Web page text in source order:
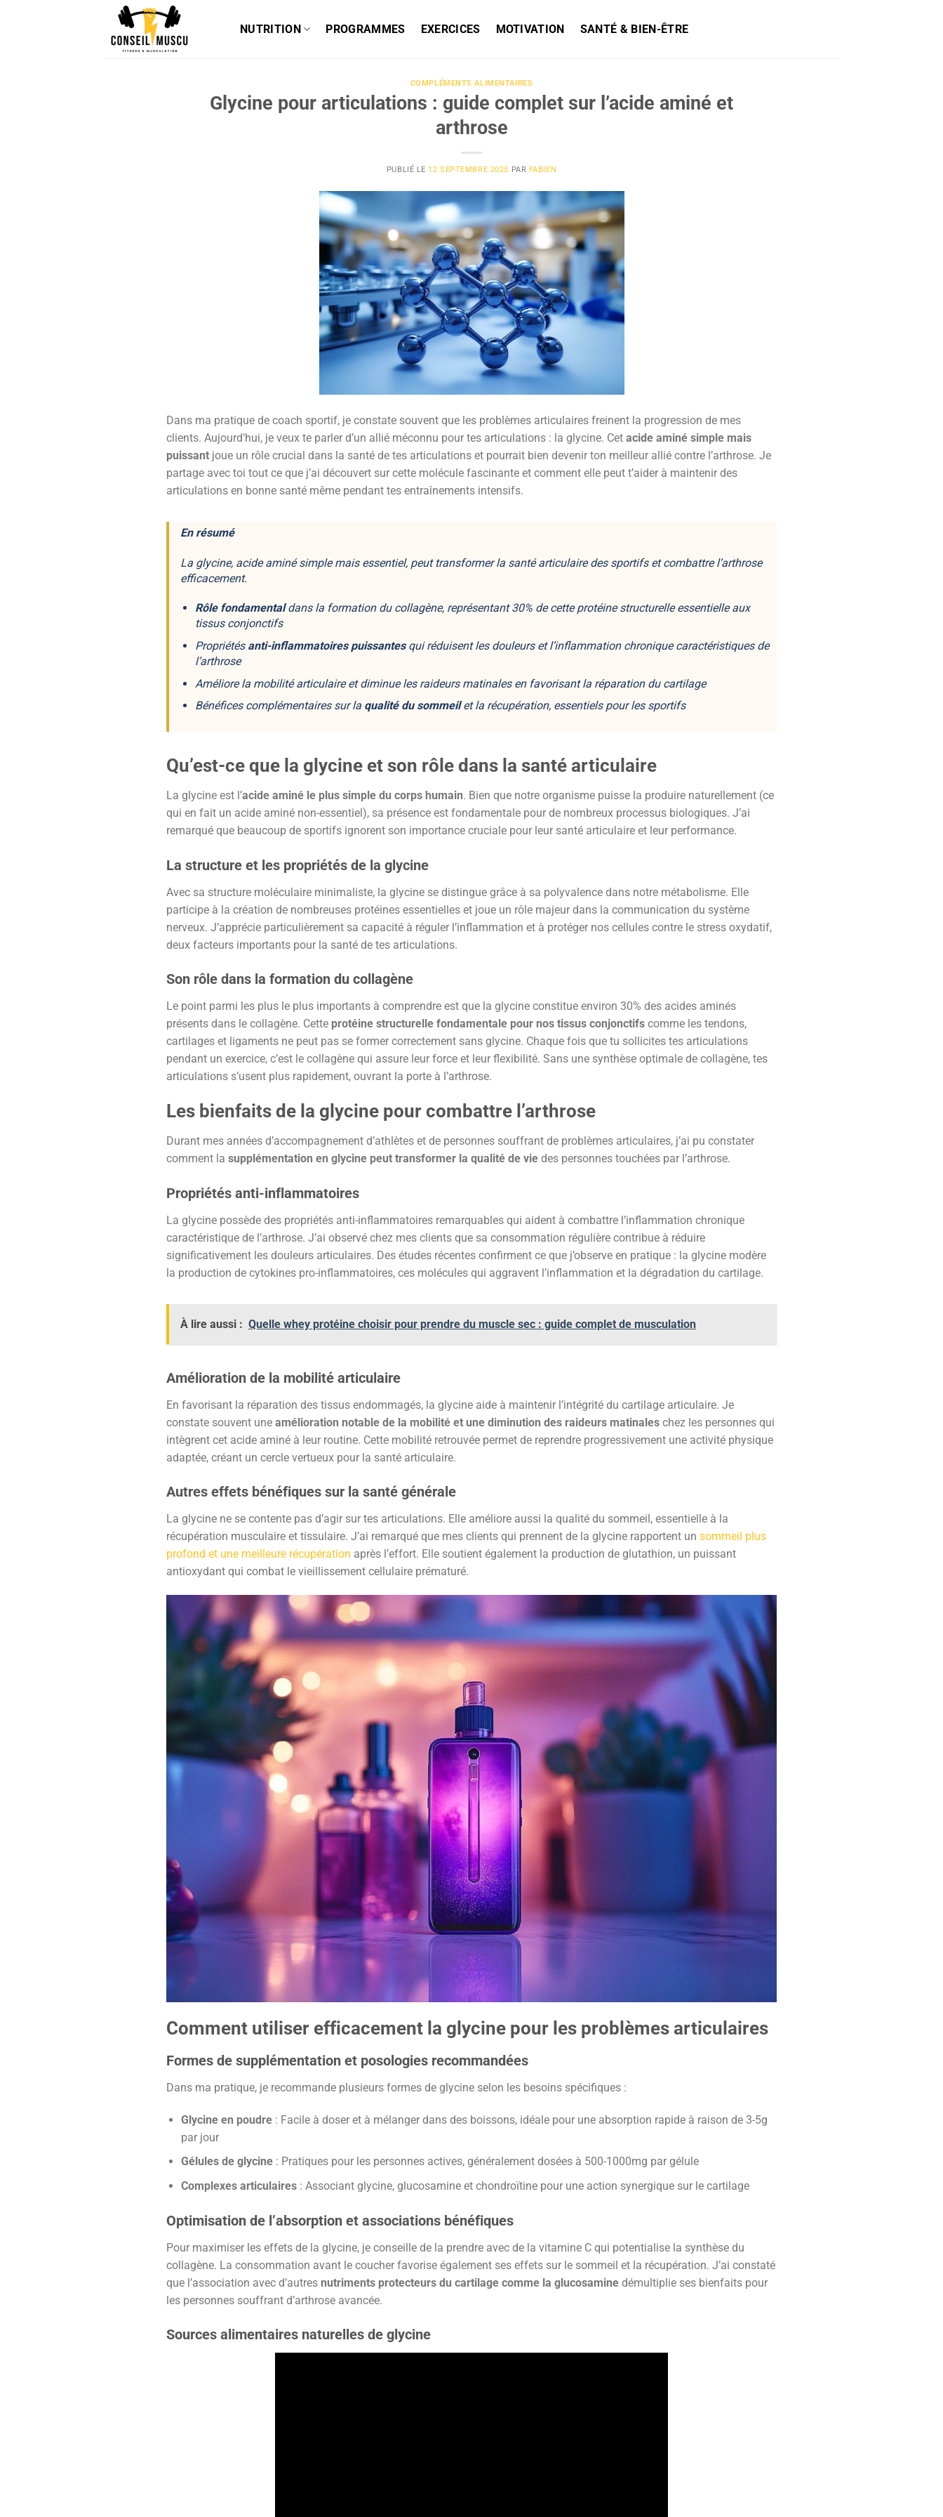
NUTRITION PROGRAMMES EXERCICES MOTIVATION SANTÉ & BIEN-ÊTRE
COMPLÉMENTS ALIMENTAIRES
Glycine pour articulations : guide complet sur l’acide aminé et
arthrose
PUBLIÉ LE 12 SEPTEMBRE 2025 PAR FABIEN
Dans ma pratique de coach sportif, je constate souvent que les problèmes articulaires freinent la progression de mes
clients. Aujourd’hui, je veux te parler d’un allié méconnu pour tes articulations : la glycine. Cet acide aminé simple mais
puissant joue un rôle crucial dans la santé de tes articulations et pourrait bien devenir ton meilleur allié contre l’arthrose. Je
partage avec toi tout ce que j’ai découvert sur cette molécule fascinante et comment elle peut t’aider à maintenir des
articulations en bonne santé même pendant tes entraînements intensifs.
En résumé
La glycine, acide aminé simple mais essentiel, peut transformer la santé articulaire des sportifs et combattre l’arthrose
efficacement.
Rôle fondamentaldans la formation du collagène, représentant 30% de cetteprotéine structurelleessentielle aux
tissus conjonctifs
Propriétés anti-inflammatoires puissantesqui réduisent les douleurs et l’inflammation chronique caractéristiques de
l’arthrose
Améliore la mobilité articulaireet diminue les raideurs matinales en favorisant la réparation du cartilage
Bénéfices complémentaires sur la qualité du sommeilet la récupération, essentiels pour les sportifs
Qu’est-ce que la glycine et son rôle dans la santé articulaire
La glycine est l’acide aminé le plus simple du corps humain. Bien que notre organisme puisse la produire naturellement (ce
qui en fait un acide aminé non-essentiel), sa présence est fondamentale pour de nombreux processus biologiques. J’ai
remarqué que beaucoup de sportifs ignorent son importance cruciale pour leur santé articulaire et leur performance.
La structure et les propriétés de la glycine
Avec sa structure moléculaire minimaliste, la glycine se distingue grâce à sa polyvalence dans notre métabolisme. Elle
participe à la création de nombreuses protéines essentielles et joue un rôle majeur dans la communication du système
nerveux. J’apprécie particulièrement sa capacité à réguler l’inflammation et à protéger nos cellules contre le stress oxydatif,
deux facteurs importants pour la santé de tes articulations.
Son rôle dans la formation du collagène
Le point parmi les plus le plus importants à comprendre est que la glycine constitue environ 30% des acides aminés
présents dans le collagène. Cette protéine structurelle fondamentale pour nos tissus conjonctifs comme les tendons,
cartilages et ligaments ne peut pas se former correctement sans glycine. Chaque fois que tu sollicites tes articulations
pendant un exercice, c’est le collagène qui assure leur force et leur flexibilité. Sans une synthèse optimale de collagène, tes
articulations s’usent plus rapidement, ouvrant la porte à l’arthrose.
Les bienfaits de la glycine pour combattre l’arthrose
Durant mes années d’accompagnement d’athlètes et de personnes souffrant de problèmes articulaires, j’ai pu constater
comment la supplémentation en glycine peut transformer la qualité de vie des personnes touchées par l’arthrose.
Propriétés anti-inflammatoires
La glycine possède des propriétés anti-inflammatoires remarquables qui aident à combattre l’inflammation chronique
caractéristique de l’arthrose. J’ai observé chez mes clients que sa consommation régulière contribue à réduire
significativement les douleurs articulaires. Des études récentes confirment ce que j’observe en pratique : la glycine modère
la production de cytokines pro-inflammatoires, ces molécules qui aggravent l’inflammation et la dégradation du cartilage.
À lire aussi : Quelle whey protéine choisir pour prendre du muscle sec : guide complet de musculation
Amélioration de la mobilité articulaire
En favorisant la réparation des tissus endommagés, la glycine aide à maintenir l’intégrité du cartilage articulaire. Je
constate souvent une amélioration notable de la mobilité et une diminution des raideurs matinales chez les personnes qui
intègrent cet acide aminé à leur routine. Cette mobilité retrouvée permet de reprendre progressivement une activité physique
adaptée, créant un cercle vertueux pour la santé articulaire.
Autres effets bénéfiques sur la santé générale
La glycine ne se contente pas d’agir sur tes articulations. Elle améliore aussi la qualité du sommeil, essentielle à la
récupération musculaire et tissulaire. J’ai remarqué que mes clients qui prennent de la glycine rapportent un sommeil plus
profond et une meilleure récupération après l’effort. Elle soutient également la production de glutathion, un puissant
antioxydant qui combat le vieillissement cellulaire prématuré.
Comment utiliser efficacement la glycine pour les problèmes articulaires
Formes de supplémentation et posologies recommandées
Dans ma pratique, je recommande plusieurs formes de glycine selon les besoins spécifiques :
Glycine en poudre: Facile à doser et à mélanger dans des boissons, idéale pour une absorption rapide à raison de 3-5g
par jour
Gélules de glycine: Pratiques pour les personnes actives, généralement dosées à 500-1000mg par gélule
Complexes articulaires: Associant glycine, glucosamine et chondroïtine pour une action synergique sur le cartilage
Optimisation de l’absorption et associations bénéfiques
Pour maximiser les effets de la glycine, je conseille de la prendre avec de la vitamine C qui potentialise la synthèse du
collagène. La consommation avant le coucher favorise également ses effets sur le sommeil et la récupération. J’ai constaté
que l’association avec d’autres nutriments protecteurs du cartilage comme la glucosamine démultiplie ses bienfaits pour
les personnes souffrant d’arthrose avancée.
Sources alimentaires naturelles de glycine